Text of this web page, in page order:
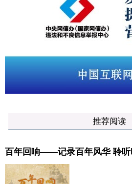
推荐阅读
百年回响——记录百年风华 聆听